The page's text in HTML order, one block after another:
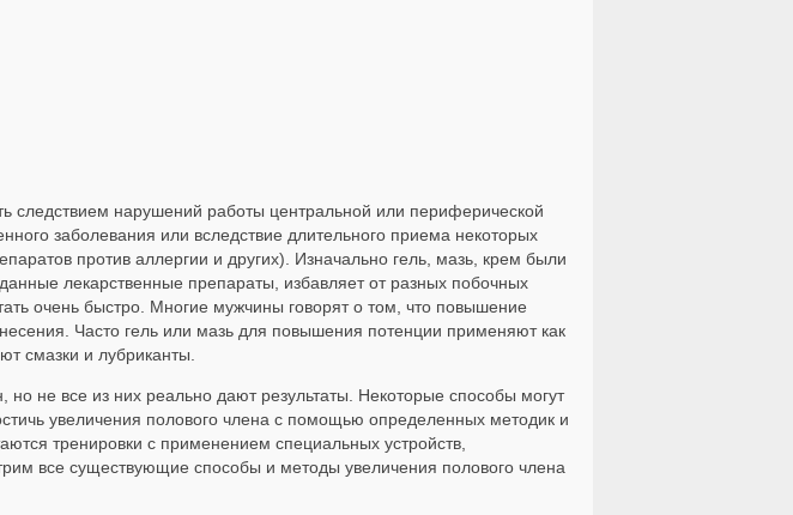
следствием нарушений работы центральной или периферической
заболевания или вследствие длительного приема некоторых
против аллергии и других). Изначально гель, мазь, крем были
лекарственные препараты, избавляет от разных побочных
очень быстро. Многие мужчины говорят о том, что повышение
Часто гель или мазь для повышения потенции применяют как
смазки и лубриканты.
не все из них реально дают результаты. Некоторые способы могут
увеличения полового члена с помощью определенных методик и
тренировки с применением специальных устройств,
все существующие способы и методы увеличения полового члена